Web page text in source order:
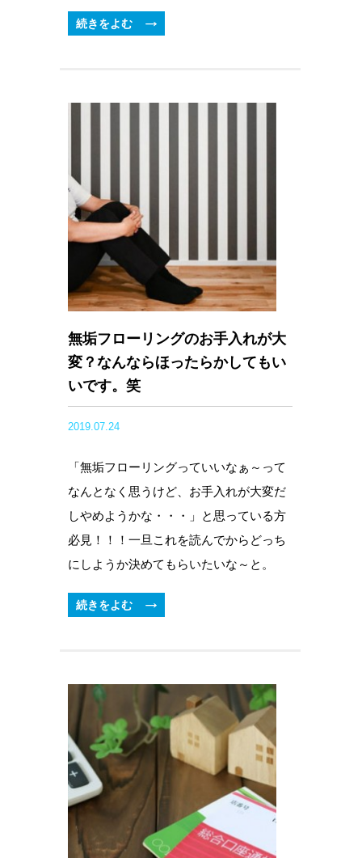
続きをよむ
無垢フローリングのお手入れが大
変？なんならほったらかしてもい
いです。笑
2019.07.24
「無垢フローリングっていいなぁ～って
なんとなく思うけど、お手入れが大変だ
しやめようかな・・・」と思っている方
必見！！！一旦これを読んでからどっち
にしようか決めてもらいたいな～と。
続きをよむ